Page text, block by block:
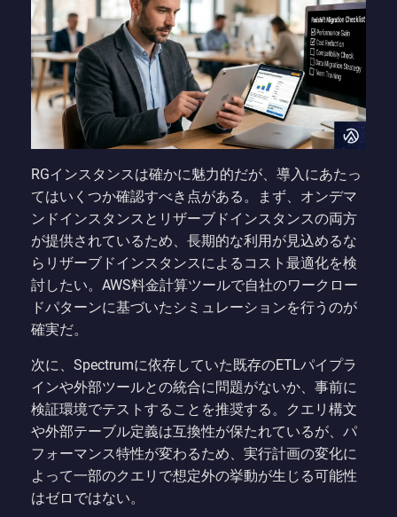
RGインスタンスは確かに魅力的だが、導入にあたっ
てはいくつか確認すべき点がある。まず、オンデマ
ンドインスタンスとリザーブドインスタンスの両方
が提供されているため、長期的な利用が見込めるな
らリザーブドインスタンスによるコスト最適化を検
討したい。AWS料金計算ツールで自社のワークロー
ドパターンに基づいたシミュレーションを行うのが
確実だ。
次に、Spectrumに依存していた既存のETLパイプラ
インや外部ツールとの統合に問題がないか、事前に
検証環境でテストすることを推奨する。クエリ構文
や外部テーブル定義は互換性が保たれているが、パ
フォーマンス特性が変わるため、実行計画の変化に
よって一部のクエリで想定外の挙動が生じる可能性
はゼロではない。